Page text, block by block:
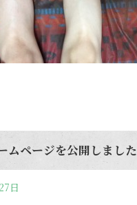
ムページを公開しました
日